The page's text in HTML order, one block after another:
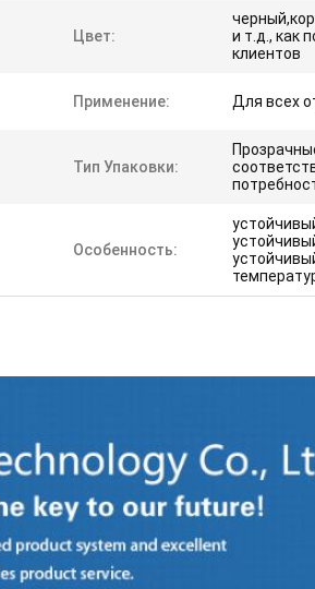
Цвет:
и т.д., как
клиентов
Применение: Для всех
Тип Упаковки:
Особенность: